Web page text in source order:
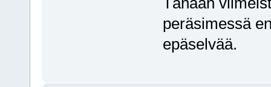
peräsimessä
epäselvää.